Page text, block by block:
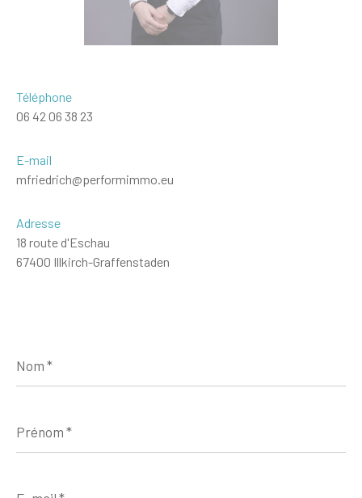
Téléphone
06 42 06 38 23
E-mail
mfriedrich@performimmo.eu
Adresse
18 route d'Eschau
67400 Illkirch-Graffenstaden
*
*
mail